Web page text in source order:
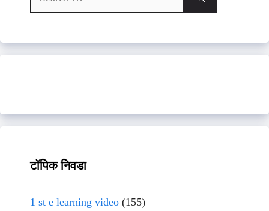
for:
टॉपिक निवडा
1 st e learning video (155)